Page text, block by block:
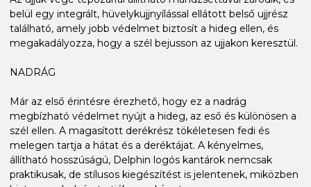
belül egy integrált, hüvelykujjnyílással ellátott belső ujjrész
található, amely jobb védelmet biztosít a hideg ellen, és
megakadályozza, hogy a szél bejusson az ujjakon keresztül.
NADRÁG
Már az első érintésre érezhető, hogy ez a nadrág
megbízható védelmet nyújt a hideg, az eső és különösen a
szél ellen. A magasított derékrész tökéletesen fedi és
melegen tartja a hátat és a deréktájat. A kényelmes,
állítható hosszúságú, Delphin logós kantárok nemcsak
praktikusak, de stílusos kiegészítést is jelentenek, miközben